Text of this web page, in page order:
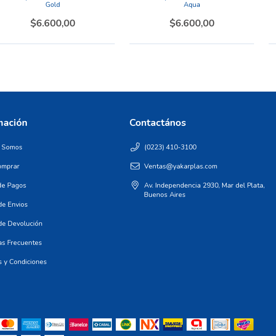
Gold
$6.600,00
Aqua
$6.600,00
Pagos
Envios
Devolución
Frecuentes
y Condiciones
Contactános
(0223) 410-3100
Ventas@yakarplas.com
Av. Independencia 2930, Mar del Plata,
Buenos Aires